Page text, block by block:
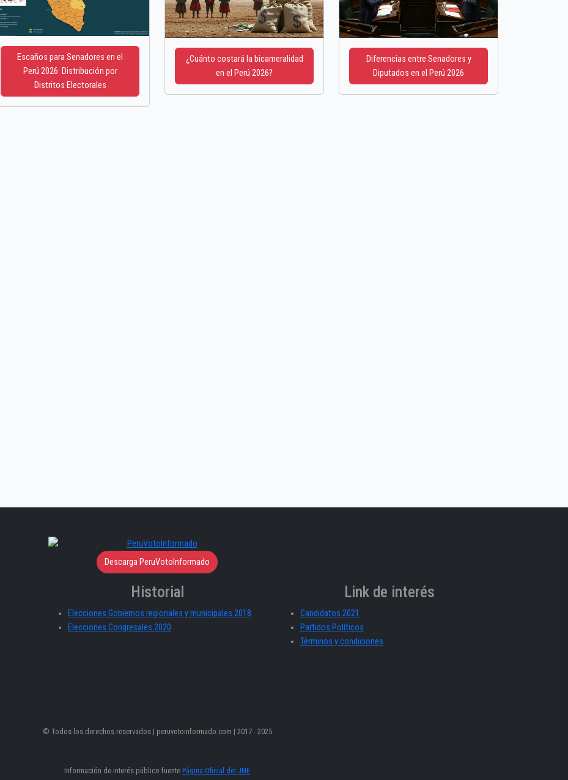
Escaños para Senadores en el
Perú 2026: Distribución por
Distritos Electorales
¿Cuánto costará la bicameralidad
en el Perú 2026?
Diferencias entre Senadores y
Diputados en el Perú 2026
Descarga PeruVotoInformado
Historial
Elecciones Gobiernos regionales y municipales 2018
Elecciones Congresales 2020
Link de interés
Candidatos 2021
Partidos Políticos
Términos y condiciones
© Todos los derechos reservados | peruvotoinformado.com | 2017 - 2025
Información de interés público fuente Página Oficial del JNE